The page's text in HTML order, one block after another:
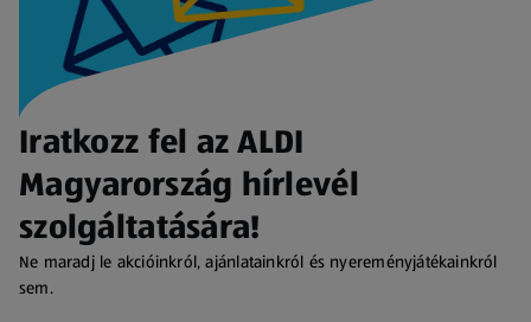
Iratkozz fel az ALDI
Magyarország hírlevél
szolgáltatására!
Ne maradj le akcióinkról, ajánlatainkról és nyereményjátékainkról
sem.